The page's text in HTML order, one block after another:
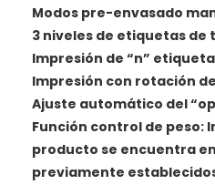
Modos pre-envasado
3 niveles de etiquetas de
Impresión de “n”
Impresión con rotación de
Ajuste automático del
Función control de peso:
producto se encuentra
previamente